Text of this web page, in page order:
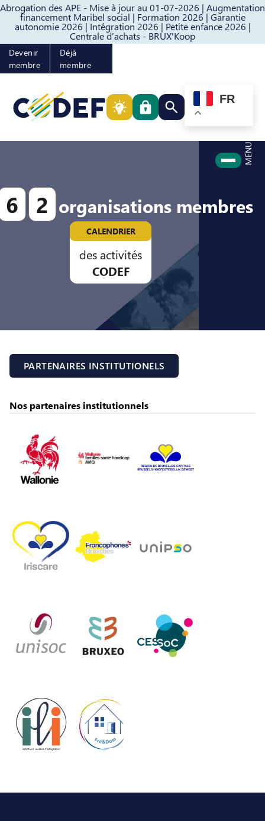
Abrogation des APE - Mise à jour au 01-07-2026 | Augmentation
financement Maribel social | Formation 2026 | Garantie
autonomie 2026 | Intégration 2026 | Petite enfance 2026 |
Centrale d’achats - BRUX'Koop
Passer au contenuPasser au pied de page
Devenir
membre
Déjà
membre
Rechercher quelque
FR
MENU
6 2 organisations membres
CALENDRIER
des activités
CODEF
PARTENAIRES INSTITUTIONELS
Nos partenaires institutionnels